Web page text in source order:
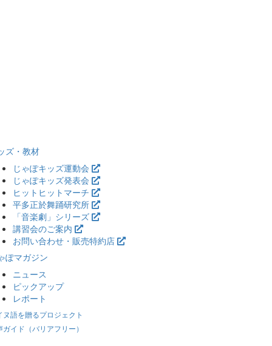
ズ・教材
じゃぽキッズ運動会
じゃぽキッズ発表会
ヒットヒットマーチ
平多正於舞踊研究所
「音楽劇」シリーズ
講習会のご案内
お問い合わせ・販売特約店
ぽマガジン
ニュース
ピックアップ
レポート
ヌ語を贈るプロジェクト
ガイド（バリアフリー）